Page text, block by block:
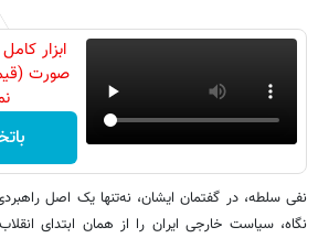
ابزار
صورت
نفی سلطه، در گفتمان ایشان، نه‌تنها یک اصل
نگاه، سیاست خارجی ایران را از همان ابتدای